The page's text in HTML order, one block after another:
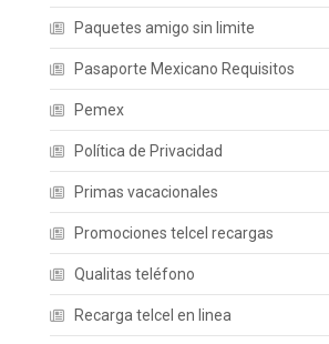
Paquetes amigo sin limite
Pasaporte Mexicano Requisitos
Pemex
Política de Privacidad
Primas vacacionales
Promociones telcel recargas
Qualitas teléfono
Recarga telcel en linea